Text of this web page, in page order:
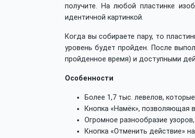
получите. На любой пластинке
идентичной картинкой.
Когда вы собираете пару, то
уровень будет пройден. После
пройденное время) и доступными
Особенности
Более 1,7 тыс. левелов,
Кнопка «Намёк», позволяющая
Огромное разнообразие
Кнопка «Отменить действие»